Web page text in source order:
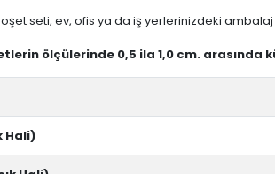
seti, ev, ofis ya da iş yerlerinizdeki
ölçülerinde 0,5 ila 1,0 cm.
Hali)